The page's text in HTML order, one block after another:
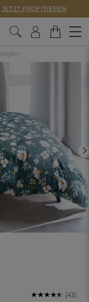
JETZT PROFITIEREN
(43)